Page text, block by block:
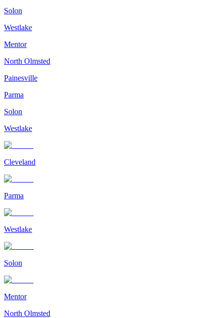
Solon
Westlake
Mentor
North Olmsted
Painesville
Parma
Solon
Westlake
Cleveland
Parma
Westlake
Solon
Mentor
North Olmsted